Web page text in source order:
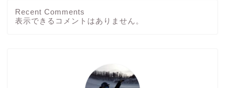
Recent Comments
表示できるコメントはありません。